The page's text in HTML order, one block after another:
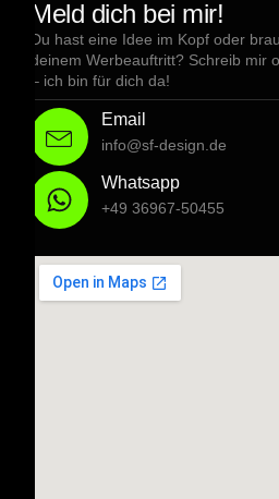
Meld dich bei mir!
Du hast eine Idee im Kopf oder
deinem Werbeauftritt? Schreib mir
– ich bin für dich da!
Email
info@sf-design.de
Whatsapp
+49 36967-50455